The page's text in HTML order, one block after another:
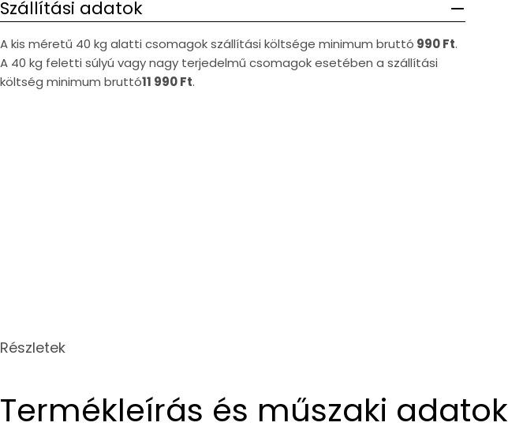
Szállítási adatok
A kis méretű 40 kg alatti csomagok szállítási költsége minimum bruttó 990 Ft.
A 40 kg feletti súlyú vagy nagy terjedelmű csomagok esetében a szállítási
költség minimum bruttó11 990 Ft.
Részletek
Termékleírás és műszaki adatok